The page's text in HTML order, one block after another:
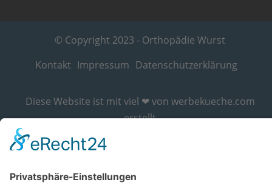
© Copyright 2023 - Orthopädie Wurst
Kontakt Impressum Datenschutzerklärung
Diese Website ist mit viel ❤ von werbekueche.com
erstellt